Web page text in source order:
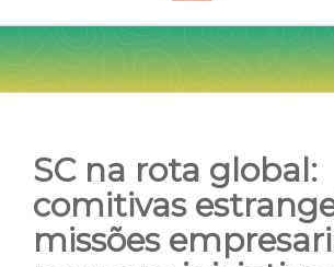
SC na rota global:
comitivas
missões